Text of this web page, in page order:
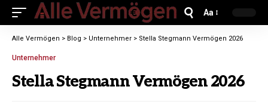
Aa
Alle Vermögen > Blog > Unternehmer > Stella Stegmann Vermögen 2026
Unternehmer
Stella Stegmann Vermögen 2026